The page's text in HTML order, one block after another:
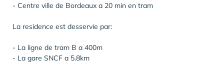
- Centre ville de Bordeaux a 20 min en tram
La residence est desservie par:
- La ligne de tram B a 400m
- La gare SNCF a 5.8km